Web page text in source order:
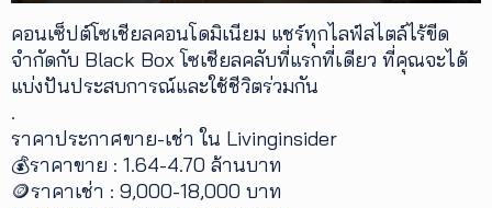
คอนเซ็ปต์โซเชียลคอนโดมิเนียม แชร์ทุกไลฟ์สไตล์ไร้ขีด
จำกัดกับ Black Box โซเชียลคลับที่แรกที่เดียว ที่คุณจะได้
แบ่งปันประสบการณ์และใช้ชีวิตร่วมกัน
.
ราคาประกาศขาย-เช่า ใน Livinginsider
💰ราคาขาย : 1.64-4.70 ล้านบาท
🪙ราคาเช่า : 9,000-18,000 บาท